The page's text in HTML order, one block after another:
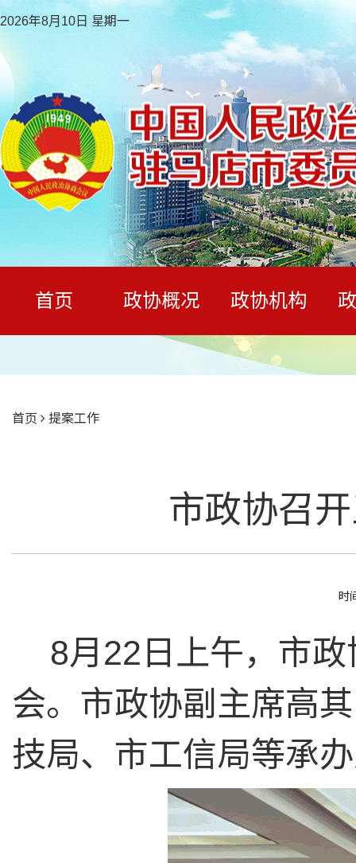
2026年8月10日 星期一
首页 政协概况 政协机构
首页 提案工作
市政协召
时
8月22日上午，市
会。市政协副主席高
技局、市工信局等承